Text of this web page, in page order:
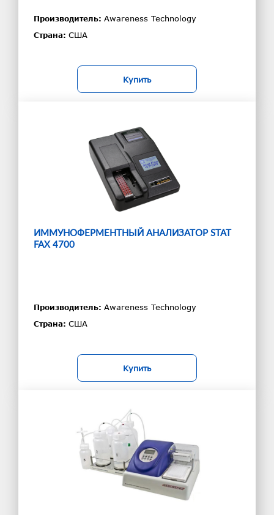
Производитель: Awareness Technology
Страна: США
Купить
ИММУНОФЕРМЕНТНЫЙ АНАЛИЗАТОР STAT
FAX 4700
Производитель: Awareness Technology
Страна: США
Купить